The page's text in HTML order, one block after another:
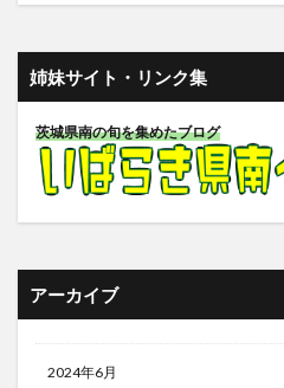
姉妹サイト・リンク集
茨城県南の旬を集めたブログ
アーカイブ
2024年6月